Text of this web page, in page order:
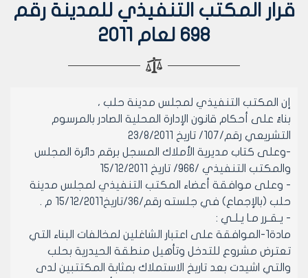
قرار المكتب التنفيذي للمدينة رقم
698 لعام 2011
إن المكتب التنفيذي لمجلس مدينة حلب ،
بناءً على أحكام قانون الإدارة المحلية الصادر بالمرسوم
التشريعي رقم/107/ تاريخ 23/8/2011
-وعلى كتاب مديرية الأملاك المسجل برقم دائرة المجلس
والمكتب التنفيذي /966/ تاريخ 15/12/2011
- وعلى موافقة أعضاء المكتب التنفيذي لمجلس مدينة
حلب (بالإجماع) في جلسته رقم/36/تاريخ15/12/2011 م .
- يـقـرر مـا يـلـي :
مادة1-الموافقة على اعتبار الشاغلين لمخالفات البناء التي
تعترض مشروع للتدخل وتأهيل منطقة الحيدرية بحلب
والتي اشيدت بعد تاريخ الاستملاك بمثابة المكتتبين لدى